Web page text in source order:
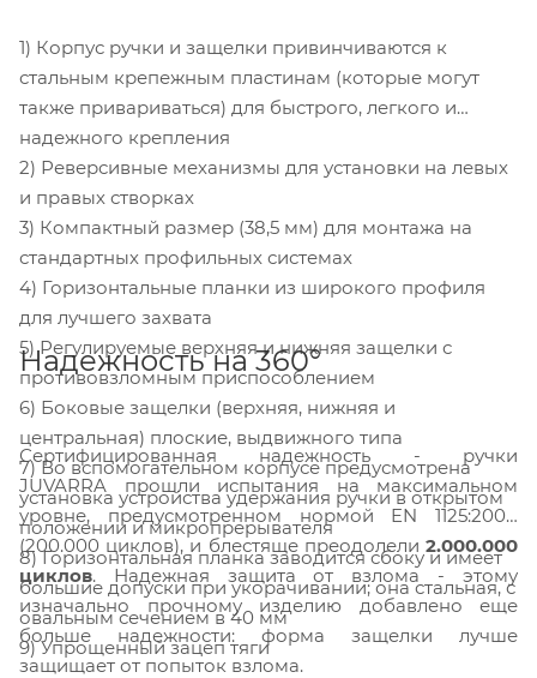
1) Корпус ручки и защелки привинчиваются к
стальным крепежным пластинам (которые могут
также привариваться) для быстрого, легкого и
надежного крепления
2) Реверсивные механизмы для установки на левых
и правых створках
3) Компактный размер (38,5 мм) для монтажа на
стандартных профильных системах
4) Горизонтальные планки из широкого профиля
для лучшего захвата
5) Регулируемые верхняя и нижняя защелки с
противовзломным приспособлением
6) Боковые защелки (верхняя, нижняя и
центральная) плоские, выдвижного типа
7) Во вспомогательном корпусе предусмотрена
установка устройства удержания ручки в открытом
положении и микропрерывателя
8) Горизонтальная планка заводится сбоку и имеет
большие допуски при укорачивании; она стальная, с
овальным сечением в 40 мм
9) Упрощенный зацеп тяги
Надежность на 360°
Сертифицированная надежность - ручки
JUVARRA прошли испытания на максимальном
уровне, предусмотренном нормой EN 1125:2008
(200.000 циклов), и блестяще преодолели 2.000.000
циклов. Надежная защита от взлома - этому
изначально прочному изделию добавлено еще
больше надежности: форма защелки лучше
защищает от попыток взлома.